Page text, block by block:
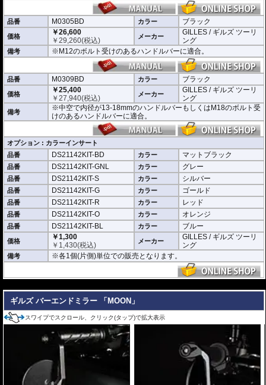
別売オプションにカラーインサートをご用意。
車体のイメージに合わせたカスタムが可能となり、ワンポイントアクセントと
してその存在感を高めます。
品番 M0305BD カラー ブラック
価格
￥26,600
￥29,260(税込) メーカー
GILLES / ギルズ ツーリ
ング
備考 ※M12のボルト受けのあるハンドルバーに適合。
品番 M0309BD カラー ブラック
価格
￥25,400
￥27,940(税込) メーカー
GILLES / ギルズ ツーリ
ング
備考
※中空で内径が13-18mmのハンドルバーもしくはM18のボルト受
けのあるハンドルバーに適合。
オプション : カラーインサート
品番
DS21142KIT-BD カラー マットブラック
品番 DS21142KIT-GNL カラー グレー
品番 DS21142KIT-S カラー シルバー
品番 DS21142KIT-G カラー ゴールド
品番 DS21142KIT-R カラー レッド
品番 DS21142KIT-O カラー オレンジ
品番 DS21142KIT-BL カラー ブルー
価格
￥1,300
￥ 1,430(税込) メーカー
GILLES / ギルズ ツーリ
ング
備考 ※各1個(片側)単位での販売となります。
ギルズ バーエンドミラー 「MOON」
スワイプでスクロール、クリック(タップ)で拡大表示